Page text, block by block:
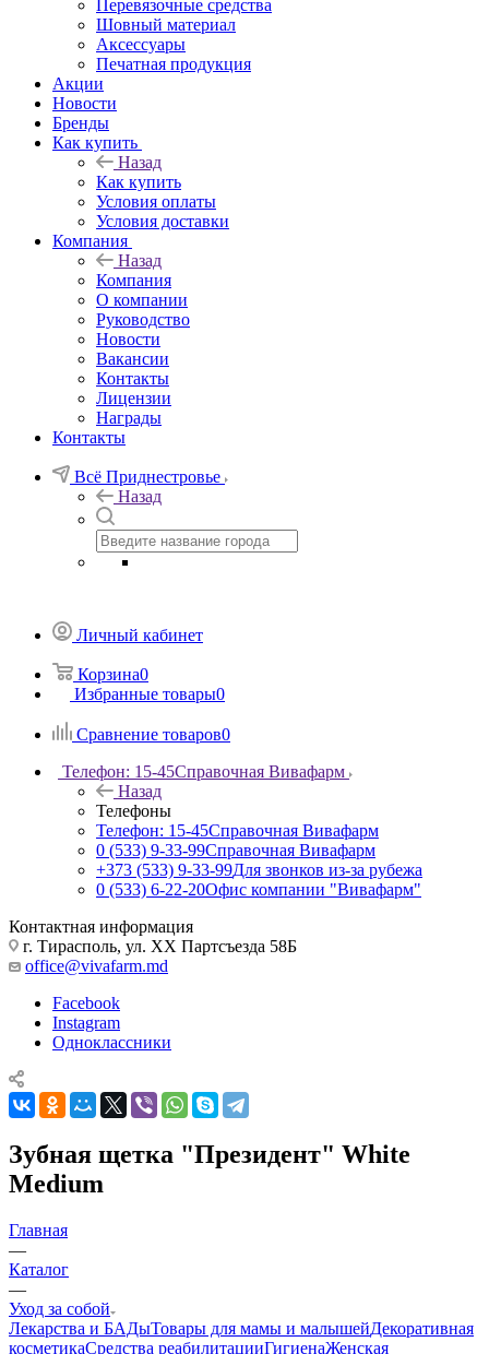
Перевязочные средства
Шовный материал
Аксессуары
Печатная продукция
Акции
Новости
Бренды
Как купить
Назад
Как купить
Условия оплаты
Условия доставки
Компания
Назад
Компания
О компании
Руководство
Новости
Вакансии
Контакты
Лицензии
Награды
Контакты
Всё Приднестровье
Назад
Личный кабинет
Корзина0
Избранные товары0
Сравнение товаров0
Телефон: 15-45Справочная Вивафарм
Назад
Телефоны
Телефон: 15-45Справочная Вивафарм
0 (533) 9-33-99Справочная Вивафарм
+373 (533) 9-33-99Для звонков из-за рубежа
0 (533) 6-22-20Офис компании "Вивафарм"
Контактная информация
г. Тирасполь, ул. ХХ Партсъезда 58Б
office@vivafarm.md
Facebook
Instagram
Одноклассники
Зубная щетка "Президент" White
Medium
Главная
—
Каталог
—
Уход за собой
Лекарства и БАДыТовары для мамы и малышейДекоративная
косметикаСредства реабилитацииГигиенаЖенская